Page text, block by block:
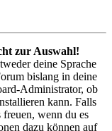
zur Auswahl!
deine Sprache
bislang in deine
Administrator, ob
kann. Falls
wenn du es
dazu können auf